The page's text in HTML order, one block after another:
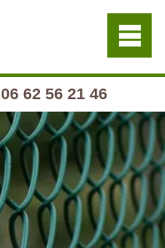
06 62 56 21 46